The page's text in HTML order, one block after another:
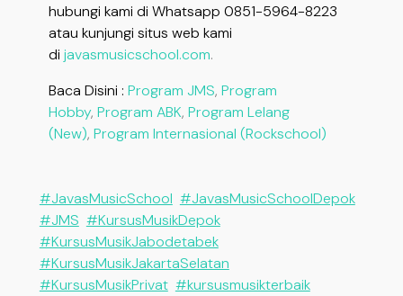
hubungi kami di Whatsapp 0851-5964-8223
atau kunjungi situs web kami
di javasmusicschool.com.
Baca Disini : Program JMS, Program
Hobby, Program ABK, Program Lelang
(New), Program Internasional (Rockschool)
#JavasMusicSchool #JavasMusicSchoolDepok
#JMS #KursusMusikDepok
#KursusMusikJabodetabek
#KursusMusikJakartaSelatan
#KursusMusikPrivat #kursusmusikterbaik